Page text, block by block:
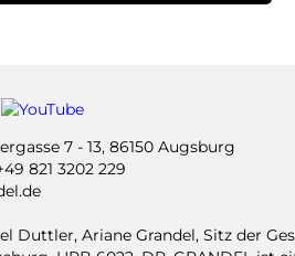
7 - 13, 86150 Augsburg
821 3202 229
Duttler, Ariane Grandel, Sitz der